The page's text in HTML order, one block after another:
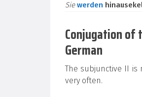
Siewerden
Conjugation of
German
The subjunctive II is
very often.